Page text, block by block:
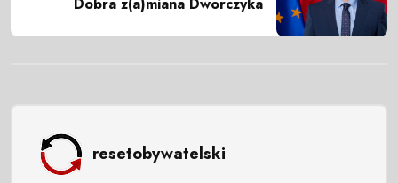
Dobra z(a)miana Dworczyka
resetobywatelski